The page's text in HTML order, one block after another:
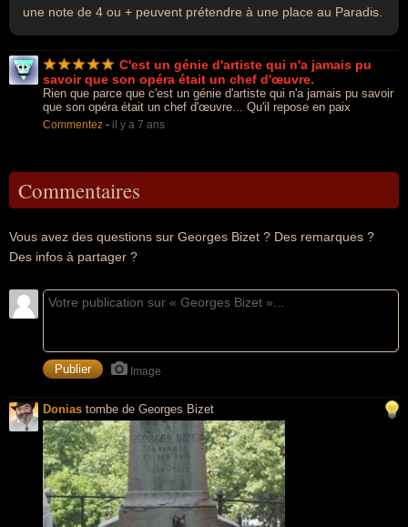
une note de 4 ou + peuvent prétendre à une place au Paradis.
C'est un génie d'artiste qui n'a jamais pu
savoir que son opéra était un chef d'œuvre.
Rien que parce que c'est un génie d'artiste qui n'a jamais pu savoir
que son opéra était un chef d'œuvre... Qu'il repose en paix
Commentez - il y a 7 ans
Commentaires
Vous avez des questions sur Georges Bizet ? Des remarques ?
Des infos à partager ?
Image
Donias tombe de Georges Bizet